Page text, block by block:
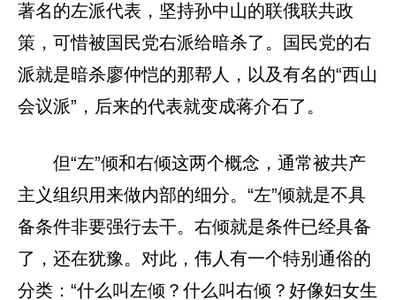
著名的左派代表，坚持孙中山的联俄联共政
策，可惜被国民党右派给暗杀了。国民党的右
派就是暗杀廖仲恺的那帮人，以及有名的“西山
会议派”，后来的代表就变成蒋介石了。
但“左”倾和右倾这两个概念，通常被共产
主义组织用来做内部的细分。“左”倾就是不具
备条件非要强行去干。右倾就是条件已经具备
了，还在犹豫。对此，伟人有一个特别通俗的
分类：“什么叫左倾？什么叫右倾？好像妇女生